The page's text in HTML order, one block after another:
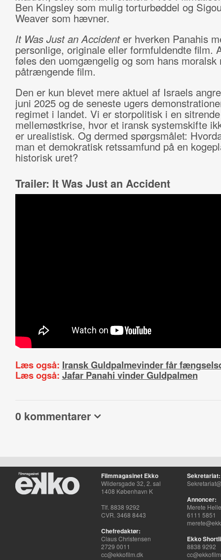
Ben Kingsley som mulig torturbøddel og
Weaver som hævner.
It Was Just an Accidenter hverken Panahis
personlige, originale eller formfuldendte film.
føles den uomgængelig og som hans moralsk
påtrængende film.
Den er kun blevet mere aktuel af Israels
juni 2025 og de seneste ugers
regimet i landet. Vi er storpolitisk i en sitrende
mellemøstkrise, hvor et iransk systemskifte
er urealistisk. Og dermed spørgsmålet:
man et demokratisk retssamfund på en
historisk uret?
Trailer: It Was Just an Accident
Læs også: Iransk Guldpalmevinder får
Læs også: Jafar Panahi vinder Guldpalmen
0 kommentarer
Filmmagasinet Ekko
Wildersgade 32, 2. sal
1408 København K
Tlf. 8838 9292
CVR. 3468 8443
Chefredaktør:
Claus Christensen
2729 0011
cc@ekkofilm.dk
Sekretariat:
Annoncer:
Merete
6111 5851
Ekko
8838 9292